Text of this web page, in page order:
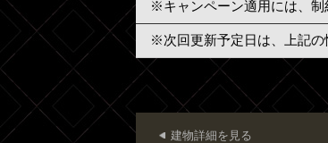
※キャンペーン適用には、
※次回更新予定日は、上記
建物詳細を見る